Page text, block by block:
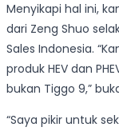
Menyikapi hal ini,
dari Zeng Shuo
Sales Indonesia.
produk HEV dan
bukan Tiggo 9,”
“Saya pikir untuk